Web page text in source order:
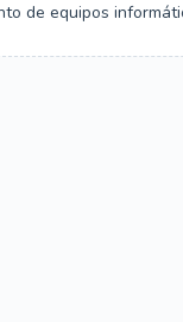
de equipos